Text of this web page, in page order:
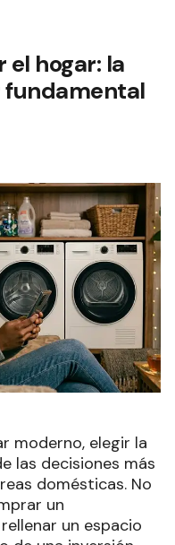
el hogar: la
fundamental
moderno, elegir la
las decisiones más
domésticas. No
un
un espacio